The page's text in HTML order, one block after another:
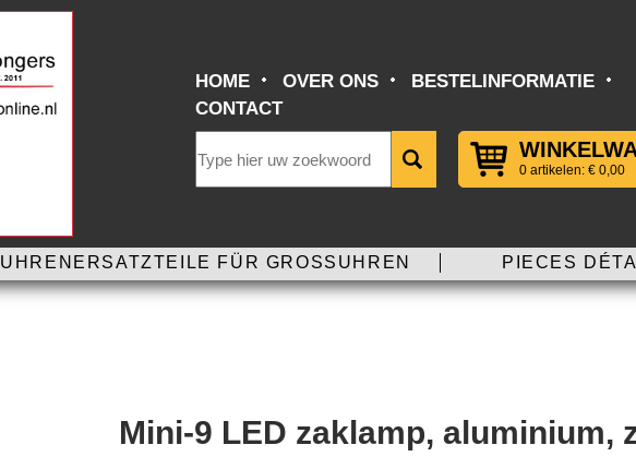
HOME OVER ONS
BESTELINFORMATIE
CONTACT
0 artikelen: € 0,00
UHRENERSATZTEILE FÜR GROSSUHREN PIECES
Mini-9 LED zaklamp, aluminium,